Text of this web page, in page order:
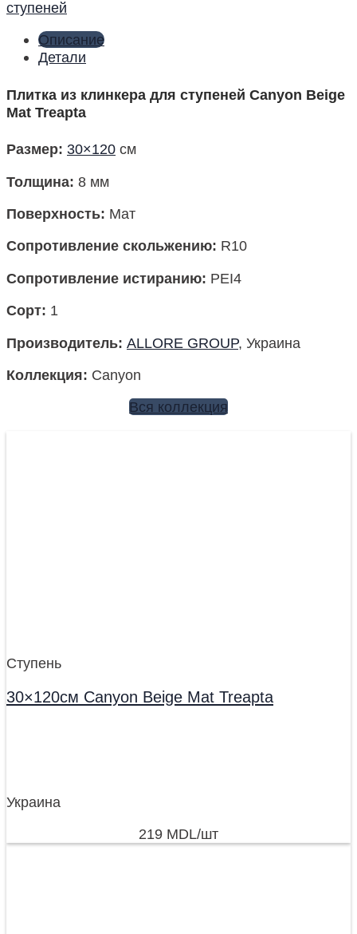
ступеней
Описание
Детали
Плитка из клинкера для ступеней Canyon Beige
Mat Treapta
Размер: 30×120 см
Толщина: 8 мм
Поверхность: Мат
Сопротивление скольжению: R10
Сопротивление истиранию: PEI4
Сорт: 1
Производитель: ALLORE GROUP, Украина
Коллекция: Canyon
Вся коллекция
Ступень
30×120см Canyon Beige Mat Treapta
Украина
219 MDL/шт